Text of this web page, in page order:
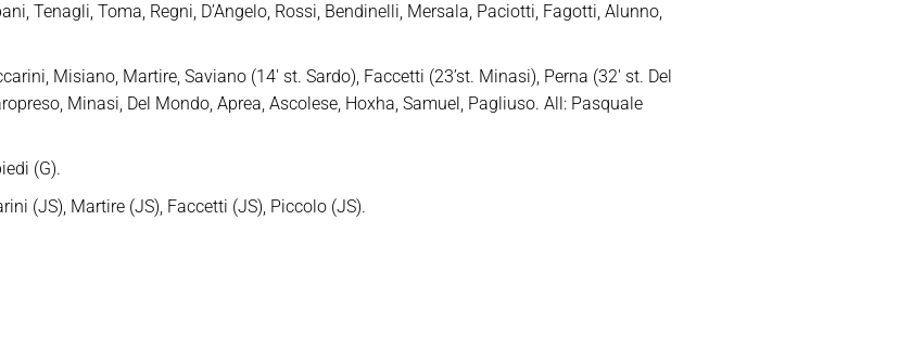
Tenagli, Toma, Regni, D’Angelo, Rossi, Bendinelli, Mersala, Paciotti, Fagotti, Alunno,
Misiano, Martire, Saviano (14′ st. Sardo), Faccetti (23’st. Minasi), Perna (32′ st. Del
Minasi, Del Mondo, Aprea, Ascolese, Hoxha, Samuel, Pagliuso. All: Pasquale
(G).
(JS), Martire (JS), Faccetti (JS), Piccolo (JS).